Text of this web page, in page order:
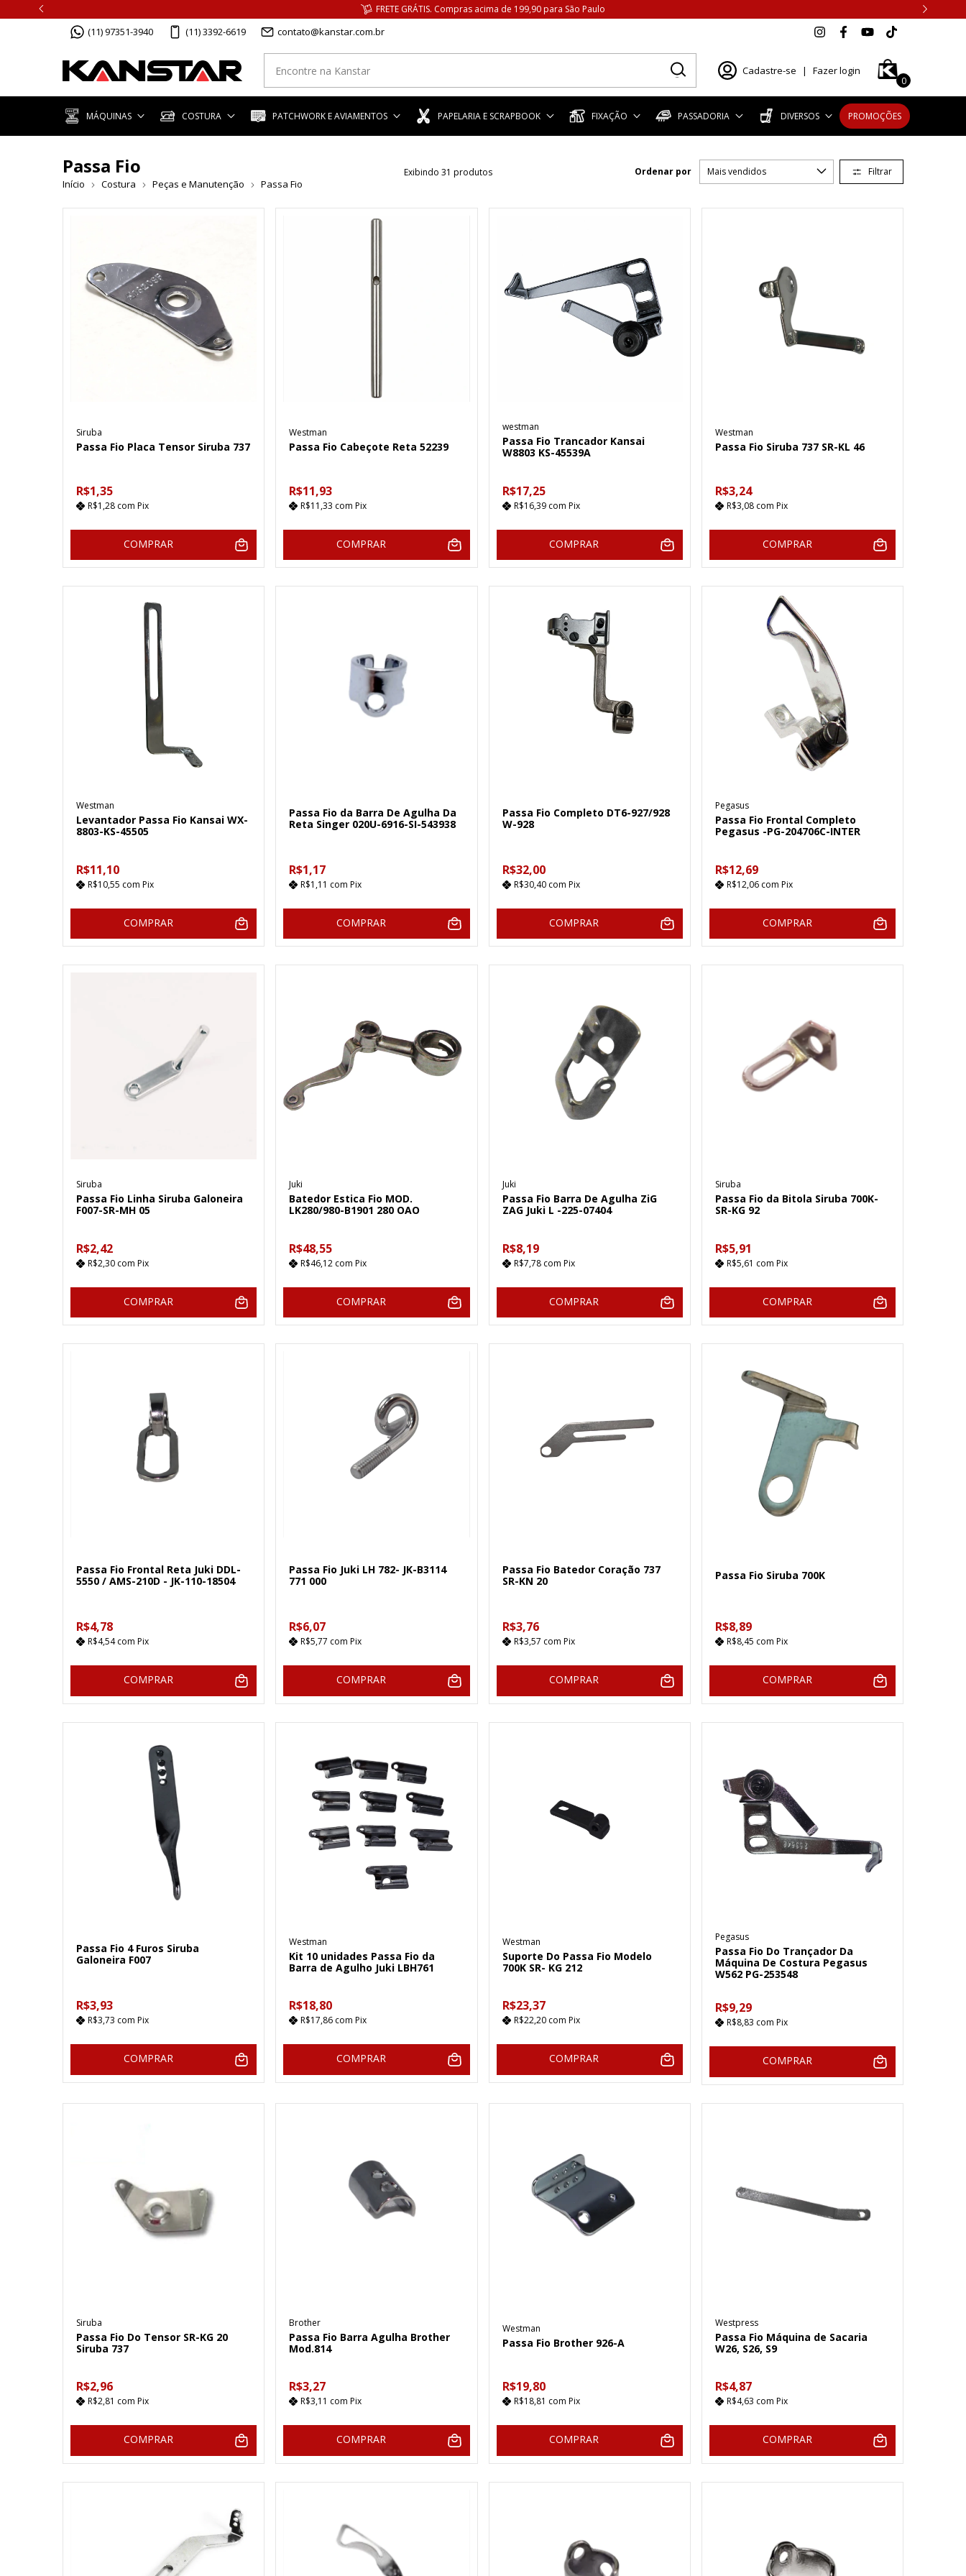
FRETE GRÁTIS. Compras acima de 199,90 para São Paulo
(11) 97351-3940 (11) 3392-6619 contato@kanstar.com.br
Cadastre-se | Fazer login
0
MÁQUINAS COSTURA PATCHWORK E AVIAMENTOS PAPELARIA E SCRAPBOOK FIXAÇÃO PASSADORIA DIVERSOS PROMOÇÕES
Passa Fio
Início Costura Peças e Manutenção Passa Fio
Exibindo 31 produtos Ordenar por Filtrar
Siruba
Passa Fio Placa Tensor Siruba 737
R$1,35
R$1,28 com Pix
COMPRAR
Westman
Passa Fio Cabeçote Reta 52239
R$11,93
R$11,33 com Pix
COMPRAR
westman
Passa Fio Trancador Kansai
W8803 KS-45539A
R$17,25
R$16,39 com Pix
COMPRAR
Westman
Passa Fio Siruba 737 SR-KL 46
R$3,24
R$3,08 com Pix
COMPRAR
Westman
Levantador Passa Fio Kansai WX-
8803-KS-45505
R$11,10
R$10,55 com Pix
COMPRAR
Passa Fio da Barra De Agulha Da
Reta Singer 020U-6916-SI-543938
R$1,17
R$1,11 com Pix
COMPRAR
Passa Fio Completo DT6-927/928
W-928
R$32,00
R$30,40 com Pix
COMPRAR
Pegasus
Passa Fio Frontal Completo
Pegasus -PG-204706C-INTER
R$12,69
R$12,06 com Pix
COMPRAR
Siruba
Passa Fio Linha Siruba Galoneira
F007-SR-MH 05
R$2,42
R$2,30 com Pix
COMPRAR
Juki
Batedor Estica Fio MOD.
LK280/980-B1901 280 OAO
R$48,55
R$46,12 com Pix
COMPRAR
Juki
Passa Fio Barra De Agulha ZiG
ZAG Juki L -225-07404
R$8,19
R$7,78 com Pix
COMPRAR
Siruba
Passa Fio da Bitola Siruba 700K-
SR-KG 92
R$5,91
R$5,61 com Pix
COMPRAR
Passa Fio Frontal Reta Juki DDL-
5550 / AMS-210D - JK-110-18504
R$4,78
R$4,54com Pix
COMPRAR
Passa Fio Juki LH 782- JK-B3114
771 000
R$6,07
R$5,77 com Pix
COMPRAR
Passa Fio Batedor Coração 737
SR-KN 20
R$3,76
R$3,57 com Pix
COMPRAR
Passa Fio Siruba 700K
R$8,89
R$8,45 com Pix
COMPRAR
Passa Fio 4 Furos Siruba
Galoneira F007
R$3,93
R$3,73 com Pix
COMPRAR
Westman
Kit 10 unidades Passa Fio da
Barra de Agulho Juki LBH761
R$18,80
R$17,86 com Pix
COMPRAR
Westman
Suporte Do Passa Fio Modelo
700K SR- KG 212
R$23,37
R$22,20 com Pix
COMPRAR
Pegasus
Passa Fio Do Trançador Da
Máquina De Costura Pegasus
W562 PG-253548
R$9,29
R$8,83 com Pix
COMPRAR
Siruba
Passa Fio Do Tensor SR-KG 20
Siruba 737
R$2,96
R$2,81 com Pix
COMPRAR
Brother
Passa Fio Barra Agulha Brother
Mod.814
R$3,27
R$3,11 com Pix
COMPRAR
Westman
Passa Fio Brother 926-A
R$19,80
R$18,81 com Pix
COMPRAR
Westpress
Passa Fio Máquina de Sacaria
W26, S26, S9
R$4,87
R$4,63 com Pix
COMPRAR